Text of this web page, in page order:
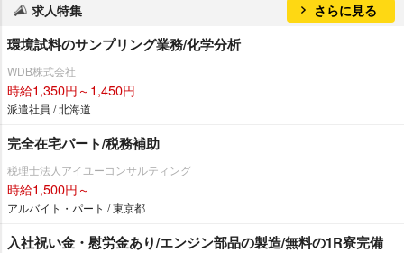
求人特集 さらに見る
環境試料のサンプリング業務/化学分析
WDB株式会社
時給1,350円～1,450円
派遣社員 / 北海道
完全在宅パート/税務補助
税理士法人アイユーコンサルティング
時給1,500円～
アルバイト・パート / 東京都
入社祝い金・慰労金あり/エンジン部品の製造/無料の1R寮完備